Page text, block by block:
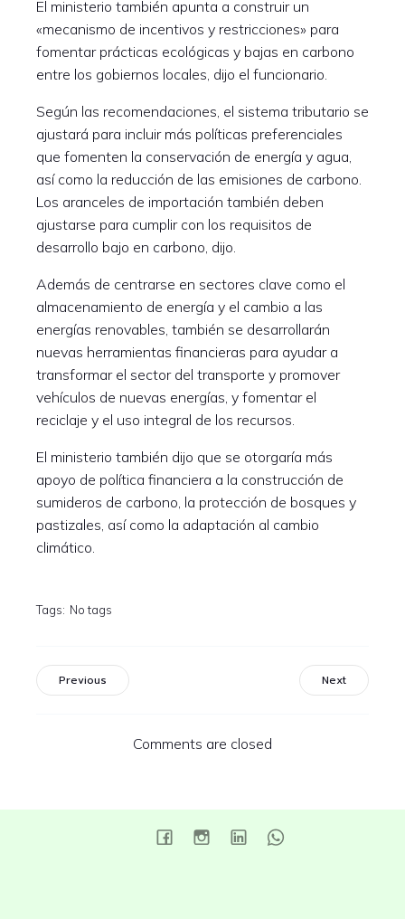
El ministerio también apunta a construir un
«mecanismo de incentivos y restricciones» para
fomentar prácticas ecológicas y bajas en carbono
entre los gobiernos locales, dijo el funcionario.
Según las recomendaciones, el sistema tributario se
ajustará para incluir más políticas preferenciales
que fomenten la conservación de energía y agua,
así como la reducción de las emisiones de carbono.
Los aranceles de importación también deben
ajustarse para cumplir con los requisitos de
desarrollo bajo en carbono, dijo.
Además de centrarse en sectores clave como el
almacenamiento de energía y el cambio a las
energías renovables, también se desarrollarán
nuevas herramientas financieras para ayudar a
transformar el sector del transporte y promover
vehículos de nuevas energías, y fomentar el
reciclaje y el uso integral de los recursos.
El ministerio también dijo que se otorgaría más
apoyo de política financiera a la construcción de
sumideros de carbono, la protección de bosques y
pastizales, así como la adaptación al cambio
climático.
Tags: No tags
Previous Next
Comments are closed